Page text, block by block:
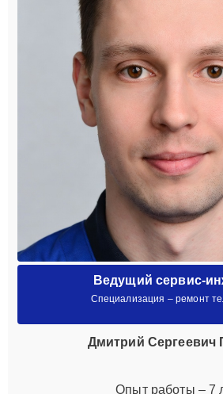
Ведущий сервис-
Специализация – ремонт
Дмитрий Сергеевич
Опыт работы – 7